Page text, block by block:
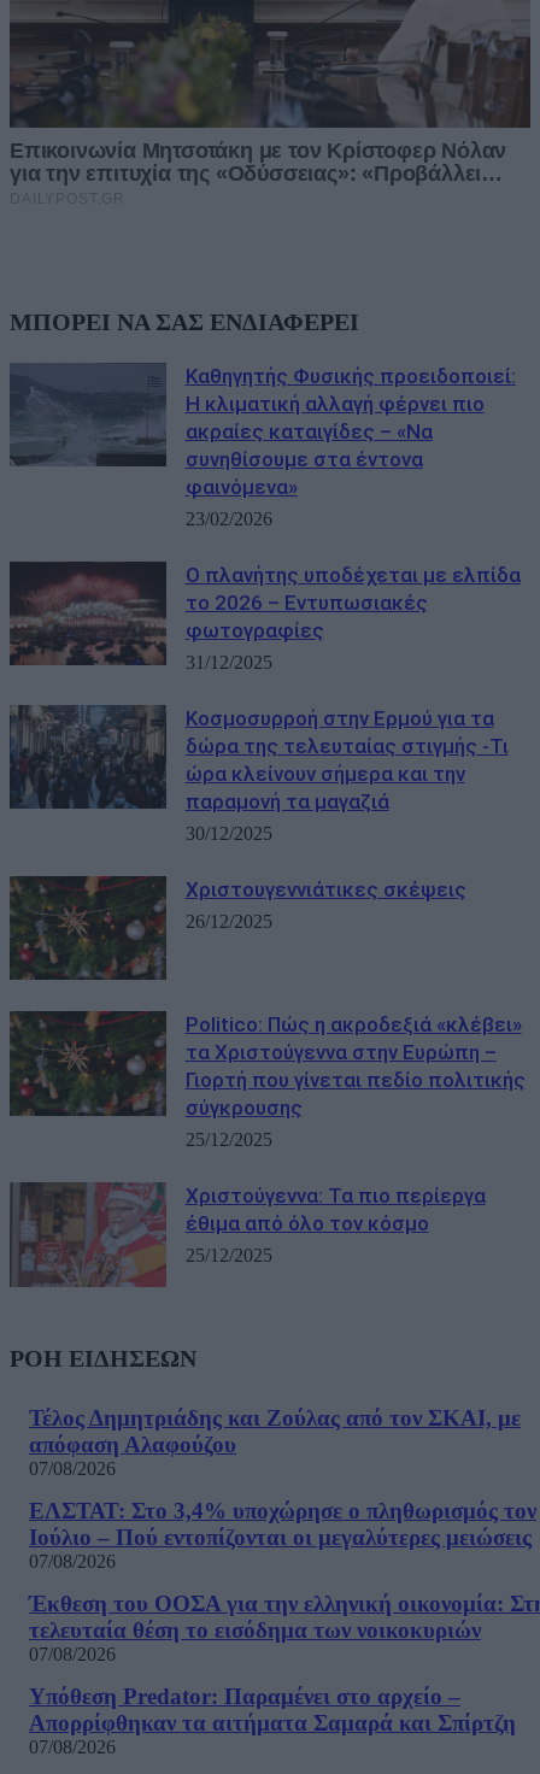
ΜΠΟΡΕΙ ΝΑ ΣΑΣ ΕΝΔΙΑΦΕΡΕΙ
Καθηγητής Φυσικής προειδοποιεί:
Η κλιματική αλλαγή φέρνει πιο
ακραίες καταιγίδες – «Να
συνηθίσουμε στα έντονα
φαινόμενα»
23/02/2026
Ο πλανήτης υποδέχεται με ελπίδα
το 2026 – Εντυπωσιακές
φωτογραφίες
31/12/2025
Κοσμοσυρροή στην Ερμού για τα
δώρα της τελευταίας στιγμής -Τι
ώρα κλείνουν σήμερα και την
παραμονή τα μαγαζιά
30/12/2025
Χριστουγεννιάτικες σκέψεις
26/12/2025
Politico: Πώς η ακροδεξιά «κλέβει»
τα Χριστούγεννα στην Ευρώπη –
Γιορτή που γίνεται πεδίο πολιτικής
σύγκρουσης
25/12/2025
Χριστούγεννα: Τα πιο περίεργα
έθιμα από όλο τον κόσμο
25/12/2025
ΡΟΗ ΕΙΔΗΣΕΩΝ
Τέλος Δημητριάδης και Ζούλας από τον ΣΚΑΙ, με
απόφαση Αλαφούζου
07/08/2026
ΕΛΣΤΑΤ: Στο 3,4% υποχώρησε ο πληθωρισμός τον
Ιούλιο – Πού εντοπίζονται οι μεγαλύτερες μειώσεις
07/08/2026
Έκθεση του ΟΟΣΑ για την ελληνική οικονομία:
τελευταία θέση το εισόδημα των νοικοκυριών
07/08/2026
Υπόθεση Predator: Παραμένει στο αρχείο –
Απορρίφθηκαν τα αιτήματα Σαμαρά και Σπίρτζη
07/08/2026